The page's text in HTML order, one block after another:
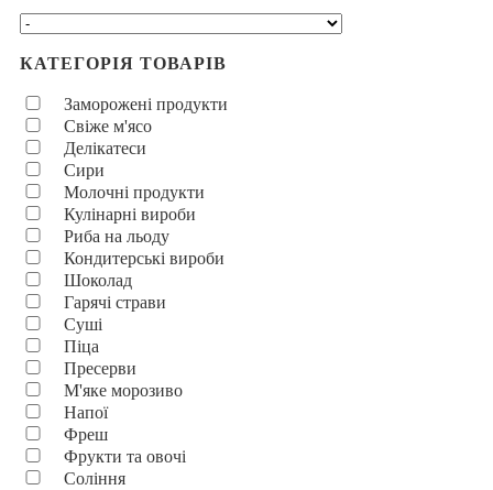
КАТЕГОРІЯ ТОВАРІВ
Заморожені продукти
Свіже м'ясо
Делікатеси
Сири
Молочні продукти
Кулінарні вироби
Риба на льоду
Кондитерські вироби
Шоколад
Гарячі страви
Суші
Піца
Пресерви
М'яке морозиво
Напої
Фреш
Фрукти та овочі
Соління